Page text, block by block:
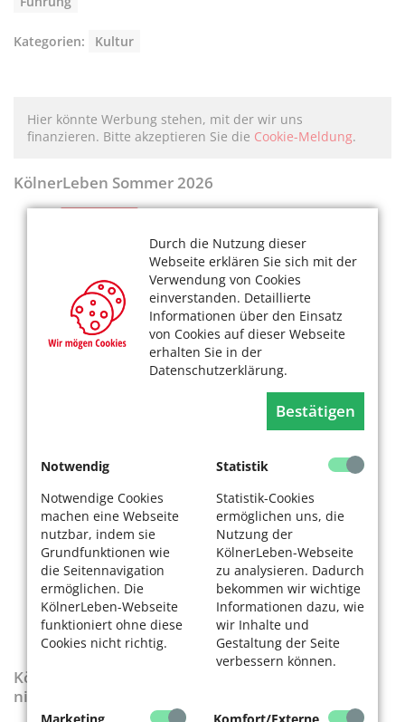
Durch die Nutzung dieser
Webseite erklären Sie sich mit der
Verwendung von Cookies
einverstanden. Detaillierte
Informationen über den Einsatz
von Cookies auf dieser Webseite
erhalten Sie in der
Datenschutzerklärung.
Bestätigen
Notwendig
Notwendige Cookies
machen eine Webseite
nutzbar, indem sie
Grundfunktionen wie
die Seitennavigation
ermöglichen. Die
KölnerLeben-Webseite
funktioniert ohne diese
Cookies nicht richtig.
Statistik
Statistik-Cookies
ermöglichen uns, die
Nutzung der
KölnerLeben-Webseite
zu analysieren. Dadurch
bekommen wir wichtige
Informationen dazu, wie
wir Inhalte und
Gestaltung der Seite
verbessern können.
Kategorien: Kultur
Hier könnte Werbung stehen, mit der wir uns
finanzieren. Bitte akzeptieren Sie die Cookie-Meldung.
KölnerLeben Sommer 2026
KölnerLeben-Sonderausgabe „Wenn die Rente
nicht reicht“